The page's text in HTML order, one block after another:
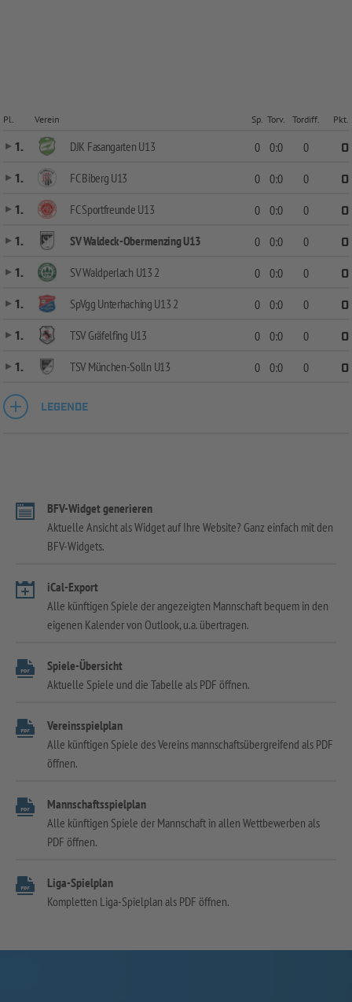
Pl. Verein Sp. Torv. Tordiff. Pkt.
1. DJK Fasangarten U13 0 0:0 0
0
1.
FC Biberg U13 0 0:0 0
0
1.
FC Sportfreunde U13 0 0:0 0
0
1.
SV Waldeck-Obermenzing U13 0 0:0 0
0
1.
SV Waldperlach U13 2 0 0:0 0
0
1.
SpVgg Unterhaching U13 2 0 0:0 0
0
1.
TSV Gräfelfing U13 0 0:0 0
0
1.
TSV München-Solln U13 0 0:0 0 0
LEGENDE
BFV-Widget generieren
Aktuelle Ansicht als Widget auf Ihre Website? Ganz einfach mit den
BFV-Widgets.
iCal-Export
Alle künftigen Spiele der angezeigten Mannschaft bequem in den
eigenen Kalender von Outlook, u.a. übertragen.
Spiele-Übersicht
Aktuelle Spiele und die Tabelle als PDF öffnen.
Vereinsspielplan
Alle künftigen Spiele des Vereins mannschaftsübergreifend als PDF
öffnen.
Mannschaftsspielplan
Alle künftigen Spiele der Mannschaft in allen Wettbewerben als
PDF öffnen.
Liga-Spielplan
Kompletten Liga-Spielplan als PDF öffnen.